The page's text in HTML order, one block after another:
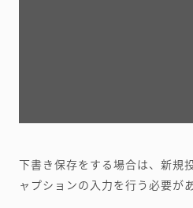
下書き保存をする場合は、新規
ャプションの入力を行う必要が